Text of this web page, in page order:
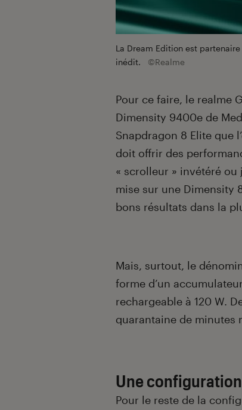
La Dream Edition est
inédit.
©Realme
Pour ce faire, le realme
Dimensity 9400e de
Snapdragon 8 Elite que
doit offrir des
« scrolleur » invétéré ou
mise sur une Dimensity
bons résultats dans la
Mais, surtout, le
forme d’un
rechargeable à 120 W.
quarantaine de minutes
Une
Pour le reste de la